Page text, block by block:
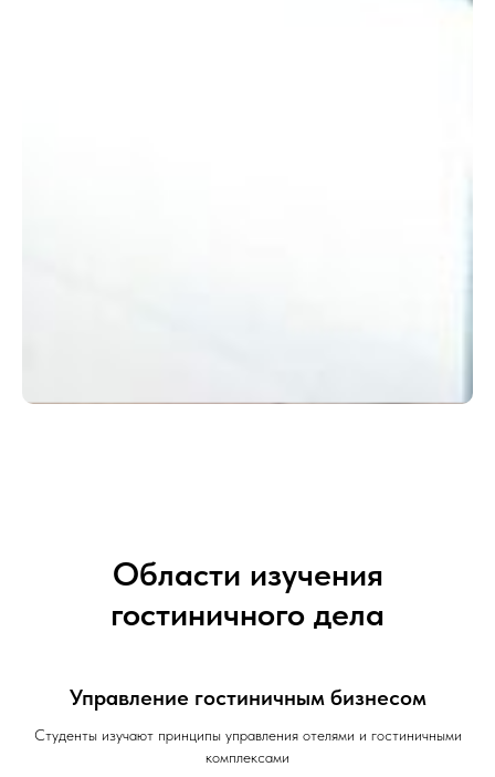
Области изучения
гостиничного дела
Управление гостиничным бизнесом
Студенты изучают принципы управления отелями и гостиничными
комплексами